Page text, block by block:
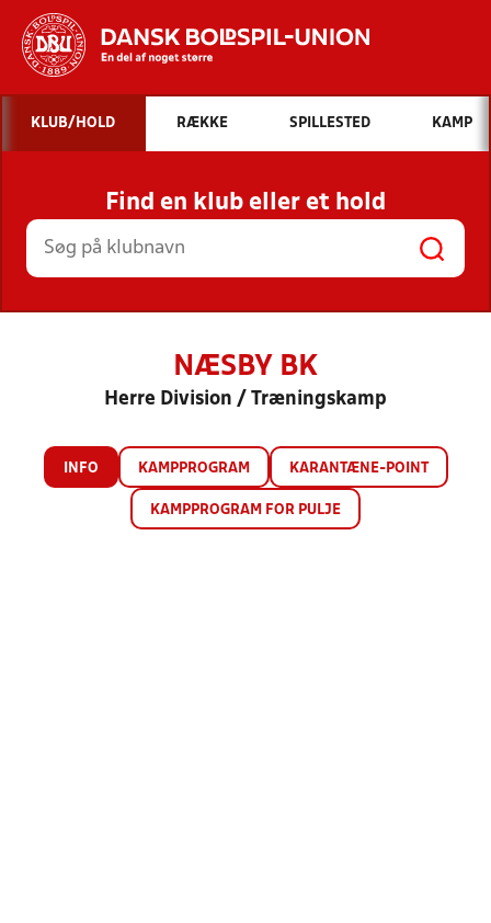
Hvad vil du søge efter?
INDHOLD OG NYHEDER
STILLINGER, RESULTATER, KLUBBER OG
HOLD
KLUB/HOLD RÆKKE SPILLESTED KAMP
Find en klub eller et hold
NÆSBY BK
Herre Division / Træningskamp
INFO KAMPPROGRAM KARANTÆNE-POINT
KAMPPROGRAM FOR PULJE